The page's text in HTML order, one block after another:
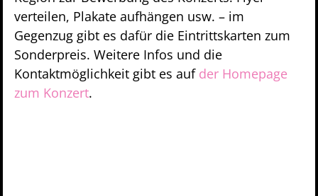
verteilen, Plakate aufhängen usw. – im
Gegenzug gibt es dafür die Eintrittskarten zum
Sonderpreis. Weitere Infos und die
Kontaktmöglichkeit gibt es auf der Homepage
zum Konzert.